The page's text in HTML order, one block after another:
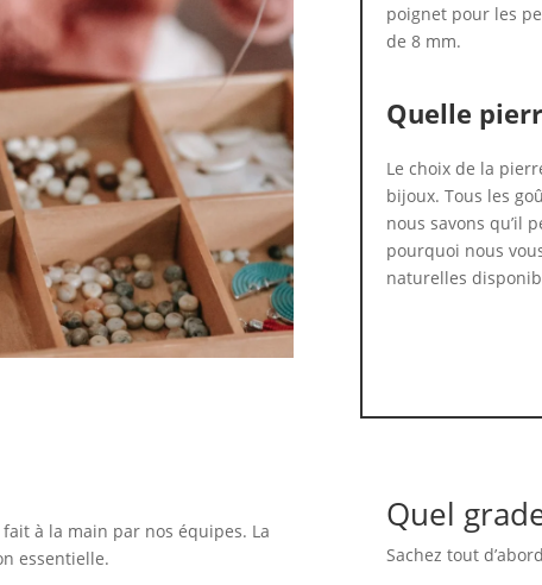
poignet pour les
de 8 mm.
Quelle
Le choix de la
bijoux. Tous les
nous savons qu’il
pourquoi nous
naturelles
à la main par nos équipes. La
essentielle.
Quel
Sachez tout